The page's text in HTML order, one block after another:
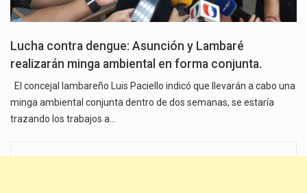
Lucha contra dengue: Asunción y Lambaré
realizarán minga ambiental en forma conjunta.
El concejal lambareño Luis Paciello indicó que llevarán a cabo una
minga ambiental conjunta dentro de dos semanas, se estaría
trazando los trabajos a…